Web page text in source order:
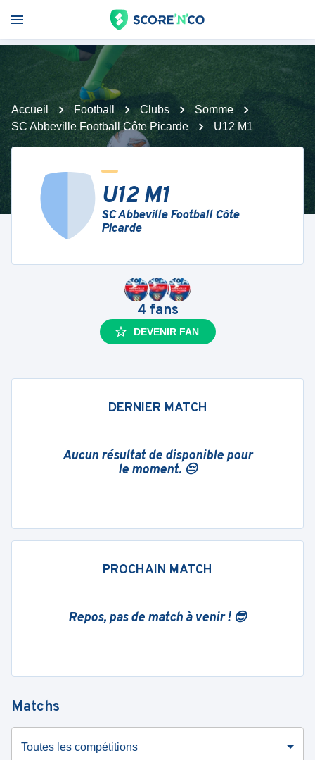
Accueil Football Clubs
Somme
SC Abbeville Football Côte Picarde
U12 M1
U12 M1
SC Abbeville Football Côte
Picarde
4 fans
DEVENIR FAN
DERNIER MATCH
Aucun résultat de disponible pour
le moment. 😔
PROCHAIN MATCH
Repos, pas de match à venir ! 😎
Matchs
Toutes les compétitions